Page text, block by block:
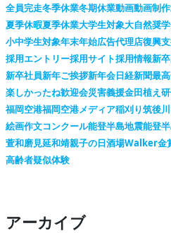
全員完走冬季休業冬期休業動画動画制作
夏季休暇夏季休業大学生対象大自然奨
小中学生対象年末年始広告代理店復興
採用エントリー採用サイト採用情報新卒
新卒社員新年ご挨拶新年会日経新聞最
楽しかったね歓迎会災害義援金田植え
福岡空港福岡空港メディア稲刈り筑後
絵画作文コンクール能登半島地震能登
萱和磨見延和靖親子の日酒場Walker金
高齢者疑似体験
アーカイブ